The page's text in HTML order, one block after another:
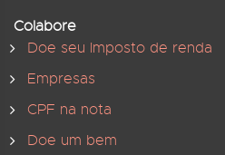
Colabore
Doe seu Imposto de renda
Empresas
CPF na nota
Doe um bem